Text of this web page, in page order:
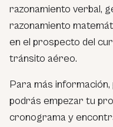
razonamiento verbal,
razonamiento
en el prospecto del
tránsito aéreo.
Para más
podrás empezar tu
cronograma y